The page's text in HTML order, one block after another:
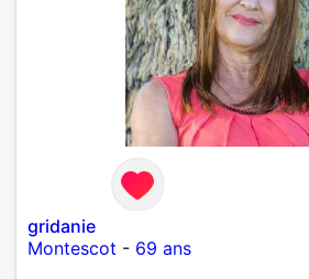
gridanie
Montescot - 69 ans